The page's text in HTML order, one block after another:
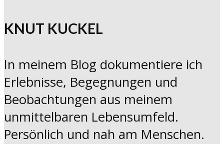
KNUT KUCKEL
In meinem Blog dokumentiere ich
Erlebnisse, Begegnungen und
Beobachtungen aus meinem
unmittelbaren Lebensumfeld.
Persönlich und nah am Menschen.